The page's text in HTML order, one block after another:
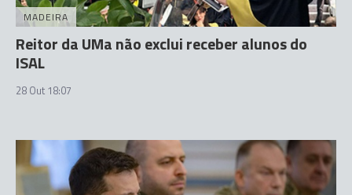
MADEIRA
Reitor da UMa não exclui receber alunos do
ISAL
28 Out 18:07